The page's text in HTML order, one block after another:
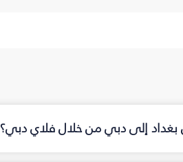
بغداد إلى دبي من خلال فلاي دبي؟